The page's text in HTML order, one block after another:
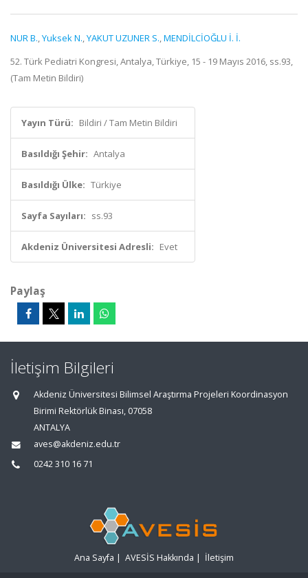
NUR B.,Yuksek N.,YAKUT UZUNER S.,MENDİLCİOĞLU İ. İ.
52. Türk Pediatri Kongresi, Antalya, Türkiye, 15 - 19 Mayıs 2016, ss.93,
(Tam Metin Bildiri)
Yayın Türü: Bildiri / Tam Metin Bildiri
Basıldığı Şehir: Antalya
Basıldığı Ülke: Türkiye
Sayfa Sayıları: ss.93
Akdeniz Üniversitesi Adresli: Evet
Paylaş
İletişim Bilgileri
Akdeniz Üniversitesi Bilimsel Araştırma Projeleri Koordinasyon
Birimi Rektörlük Binası, 07058
ANTALYA
aves@akdeniz.edu.tr
0242 310 16 71
Ana Sayfa | AVESİS Hakkında | İletişim